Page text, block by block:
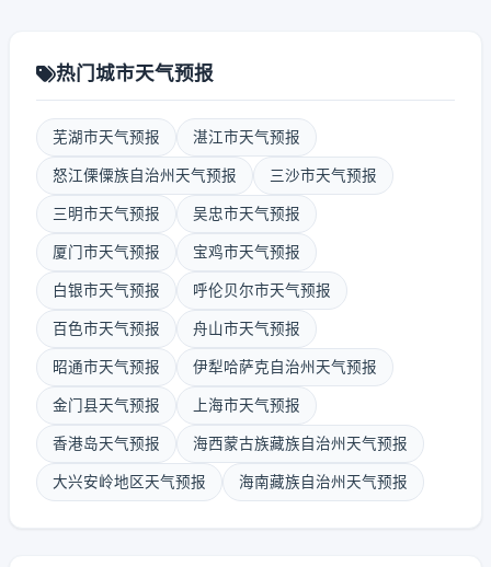
热门城市天气预报
芜湖市天气预报 湛江市天气预报
怒江傈僳族自治州天气预报 三沙市天气预报
三明市天气预报 吴忠市天气预报
厦门市天气预报 宝鸡市天气预报
白银市天气预报 呼伦贝尔市天气预报
百色市天气预报 舟山市天气预报
昭通市天气预报 伊犁哈萨克自治州天气预报
金门县天气预报 上海市天气预报
香港岛天气预报 海西蒙古族藏族自治州天气预报
大兴安岭地区天气预报 海南藏族自治州天气预报